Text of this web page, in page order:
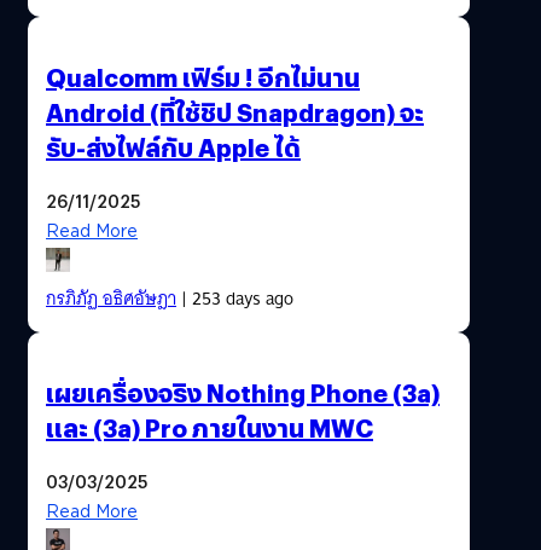
Qualcomm เฟิร์ม ! อีกไม่นาน
Android (ที่ใช้ชิป Snapdragon) จะ
รับ-ส่งไฟล์กับ Apple ได้
26/11/2025
Read More
กรภิภัฏ อธิศอัษฎา| 253 days ago
เผยเครื่องจริง Nothing Phone (3a)
และ (3a) Pro ภายในงาน MWC
03/03/2025
Read More